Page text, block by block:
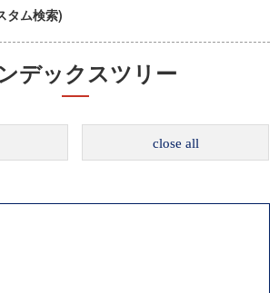
タム検索)
デックスツリー
close all